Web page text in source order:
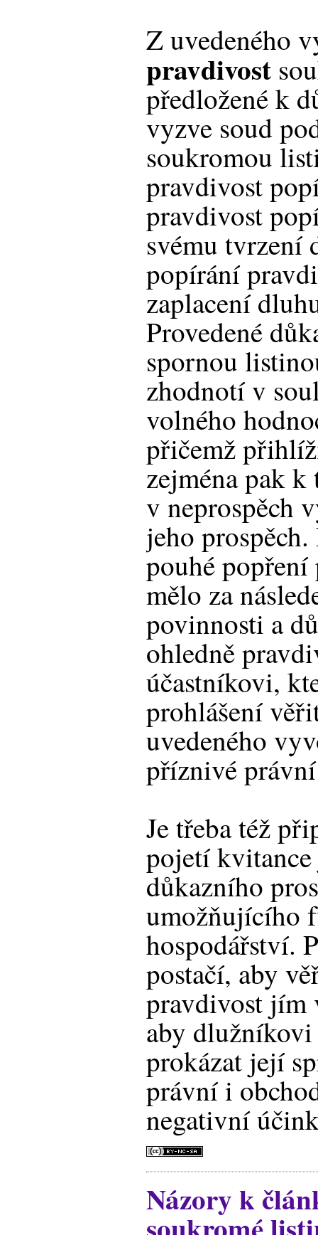
Z uvedeného
pravdivost
předložené k
vyzve soud
soukromou
pravdivost
pravdivost
svému tvrzení
popírání
zaplacení
Provedené
spornou
zhodnotí v
volného
přičemž
zejména pak
v neprospěch
jeho
pouhé
mělo za
povinnosti a
ohledně
účastníkovi,
prohlášení
uvedeného
příznivé
Je třeba též
pojetí
důkazního
umožňujícího
hospodářství.
postačí, aby
pravdivost jím
aby
prokázat její
právní i
negativní
Názory k